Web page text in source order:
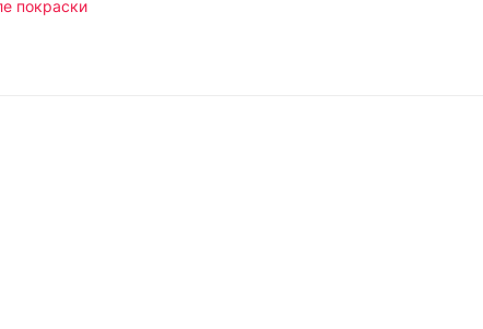
покраски